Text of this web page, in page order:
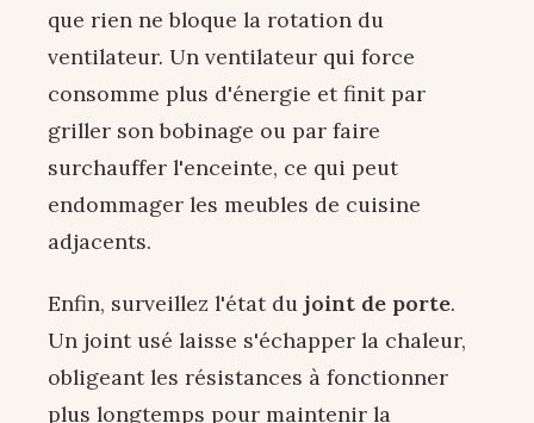
que rien ne bloque la rotation du
ventilateur. Un ventilateur qui force
consomme plus d'énergie et finit par
griller son bobinage ou par faire
surchauffer l'enceinte, ce qui peut
endommager les meubles de cuisine
adjacents.
Enfin, surveillez l'état du joint de porte.
Un joint usé laisse s'échapper la chaleur,
obligeant les résistances à fonctionner
plus longtemps pour maintenir la